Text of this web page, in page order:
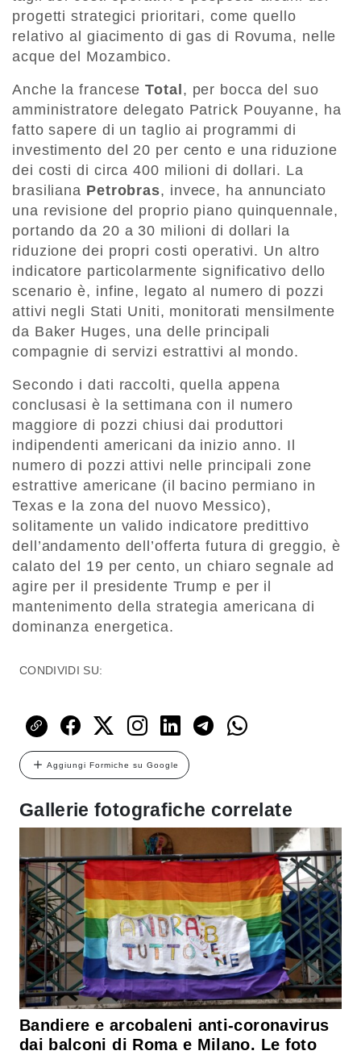
progetti strategici prioritari, come quello
relativo al giacimento di gas di Rovuma, nelle
acque del Mozambico.
Anche la franceseTotal, per bocca del suo
amministratore delegato Patrick Pouyanne, ha
fatto sapere di un taglio ai programmi di
investimento del 20 per cento e una riduzione
dei costi di circa 400 milioni di dollari. La
brasiliana Petrobras, invece, ha annunciato
una revisione del proprio piano quinquennale,
portando da 20 a 30 milioni di dollari la
riduzione dei propri costi operativi. Un altro
indicatore particolarmente significativo dello
scenario è, infine, legato al numero di pozzi
attivi negli Stati Uniti, monitorati mensilmente
da Baker Huges, una delle principali
compagnie di servizi estrattivi al mondo.
Secondo i dati raccolti, quella appena
conclusasi è la settimana con il numero
maggiore di pozzi chiusi dai produttori
indipendenti americani da inizio anno. Il
numero di pozzi attivi nelle principali zone
estrattive americane (il bacino permiano in
Texas e la zona del nuovo Messico),
solitamente un valido indicatore predittivo
dell’andamento dell’offerta futura di greggio, è
calato del 19 per cento, un chiaro segnale ad
agire per il presidente Trump e per il
mantenimento della strategia americana di
dominanza energetica.
CONDIVIDI SU:
Aggiungi Formiche su Google
Gallerie fotografiche correlate
Bandiere e arcobaleni anti-coronavirus
dai balconi di Roma e Milano. Le foto